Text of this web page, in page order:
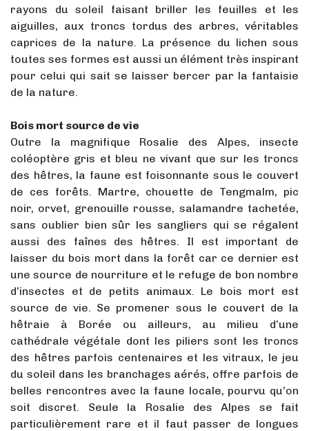
rayons du soleil faisant briller les feuilles et les
aiguilles, aux troncs tordus des arbres, véritables
caprices de la nature. La présence du lichen sous
toutes ses formes est aussi un élément très inspirant
pour celui qui sait se laisser bercer par la fantaisie
de la nature.
Bois mort source de vie
Outre la magnifique Rosalie des Alpes, insecte
coléoptère gris et bleu ne vivant que sur les troncs
des hêtres, la faune est foisonnante sous le couvert
de ces forêts. Martre, chouette de Tengmalm, pic
noir, orvet, grenouille rousse, salamandre tachetée,
sans oublier bien sûr les sangliers qui se régalent
aussi des faînes des hêtres. Il est important de
laisser du bois mort dans la forêt car ce dernier est
une source de nourriture et le refuge de bon nombre
d’insectes et de petits animaux. Le bois mort est
source de vie. Se promener sous le couvert de la
hêtraie à Borée ou ailleurs, au milieu d’une
cathédrale végétale dont les piliers sont les troncs
des hêtres parfois centenaires et les vitraux, le jeu
du soleil dans les branchages aérés, offre parfois de
belles rencontres avec la faune locale, pourvu qu’on
soit discret. Seule la Rosalie des Alpes se fait
particulièrement rare et il faut passer de longues